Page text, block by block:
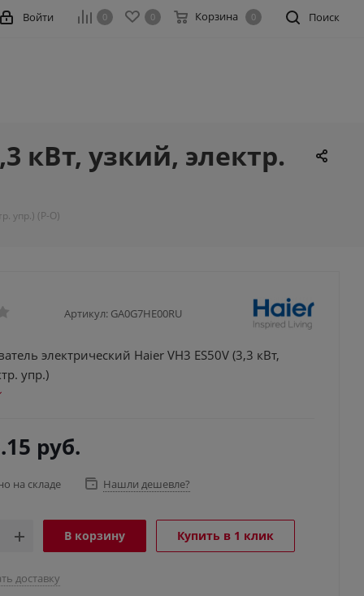
Поиск
0 0 Корзина 0
Войти
кВт, узкий, электр.
упр.) (Р-О)
Артикул: GA0G7HE00RU
электрический Haier VH3 ES50V (3,3 кВт,
упр.)
руб.
на складе Нашли дешевле?
В корзину Купить в 1 клик
доставку